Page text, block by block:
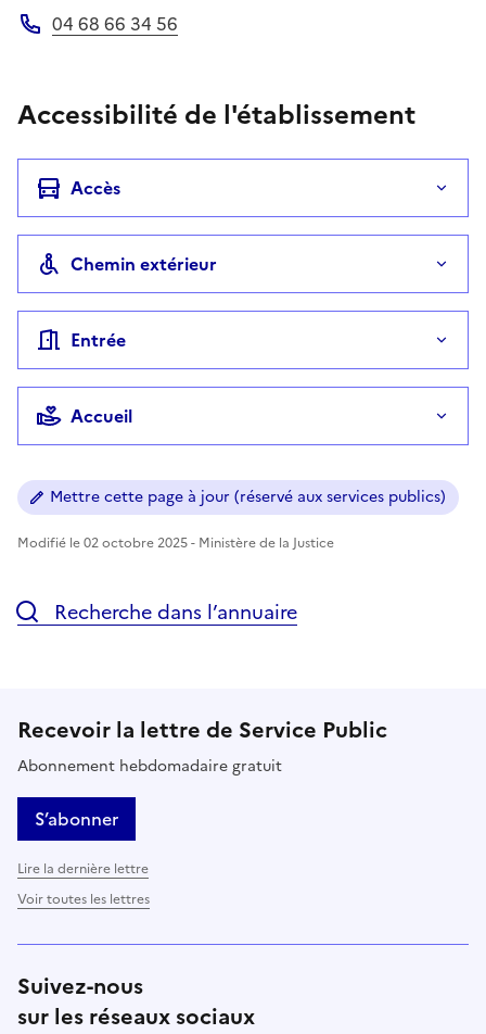
04 68 66 34 56
Accessibilité de l'établissement
Accès
Chemin extérieur
Entrée
Accueil
Mettre cette page à jour (réservé aux services publics)
Modifié le 02 octobre 2025 - Ministère de la Justice
Recherche dans l’annuaire
Recevoir la lettre de Service Public
Abonnement hebdomadaire gratuit
S’abonner
Lire la dernière lettre
Voir toutes les lettres
Suivez-nous
sur les réseaux sociaux